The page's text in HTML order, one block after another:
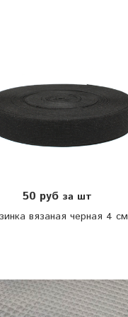
50 руб за шт
вязаная черная 4 см